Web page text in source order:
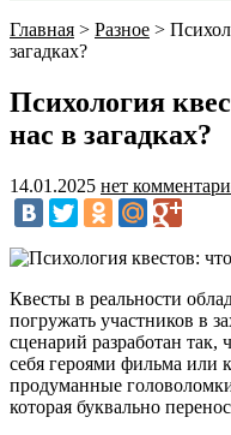
Главная > Разное >
загадках?
Психология
нас в загадках?
14.01.2025 нет
Квесты в реальности
погружать участников в
сценарий разработан так,
себя героями фильма или
продуманные
которая буквально